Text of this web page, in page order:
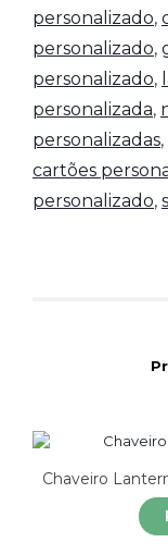
personalizado,
personalizado,
personalizado,
personalizada,
personalizadas,
cartões
personalizado,
Chaveiro